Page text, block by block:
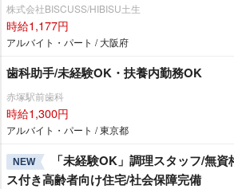
株式会社BISCUSS/HIBISU土生
時給1,177円
アルバイト・パート / 大阪府
歯科助手/未経験OK・扶養内勤務OK
赤塚駅前歯科
時給1,300円
アルバイト・パート / 東京都
NEW
「未経験OK」調理スタッフ/無
ス付き高齢者向け住宅/社会保障完備